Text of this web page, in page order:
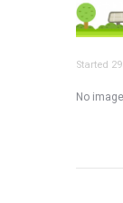
Started
No